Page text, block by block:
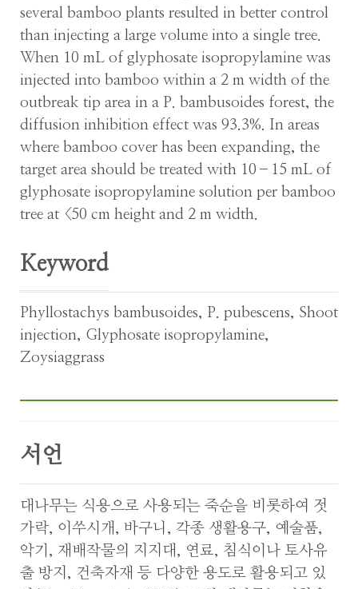
several bamboo plants resulted in better control
than injecting a large volume into a single tree.
When 10 mL of glyphosate isopropylamine was
injected into bamboo within a 2 m width of the
outbreak tip area in a P. bambusoides forest, the
diffusion inhibition effect was 93.3%. In areas
where bamboo cover has been expanding, the
target area should be treated with 10–15 mL of
glyphosate isopropylamine solution per bamboo
tree at <50 cm height and 2 m width.
Keyword
Phyllostachys bambusoides, P. pubescens, Shoot
injection, Glyphosate isopropylamine,
Zoysiaggrass
서언
대나무는 식용으로 사용되는 죽순을 비롯하여 젓
가락, 이쑤시개, 바구니, 각종 생활용구, 예술품,
악기, 재배작물의 지지대, 연료, 침식이나 토사유
출 방지, 건축자재 등 다양한 용도로 활용되고 있